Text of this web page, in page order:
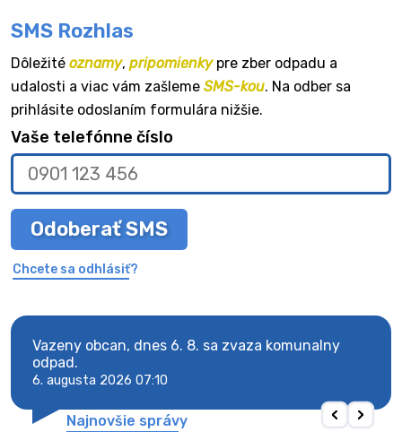
SMS Rozhlas
Dôležité oznamy, pripomienkypre zber odpadu a
udalosti a viac vám zašleme SMS-kou. Na odber sa
prihlásite odoslaním formulára nižšie.
Vaše telefónne číslo
Odoberať SMS
Chcete sa odhlásiť?
Vazeny obcan, dnes 6. 8. sa zvaza komunalny
odpad.
6. augusta 2026 07:10
Najnovšie správy